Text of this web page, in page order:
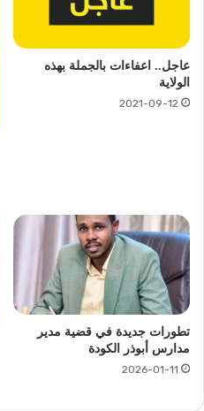
عاجل.. اعفاءات بالجملة بهذه
الولاية
2021-09-12
تطورات جديدة في قضية مدير
مدارس أبوذر الكودة
2026-01-11